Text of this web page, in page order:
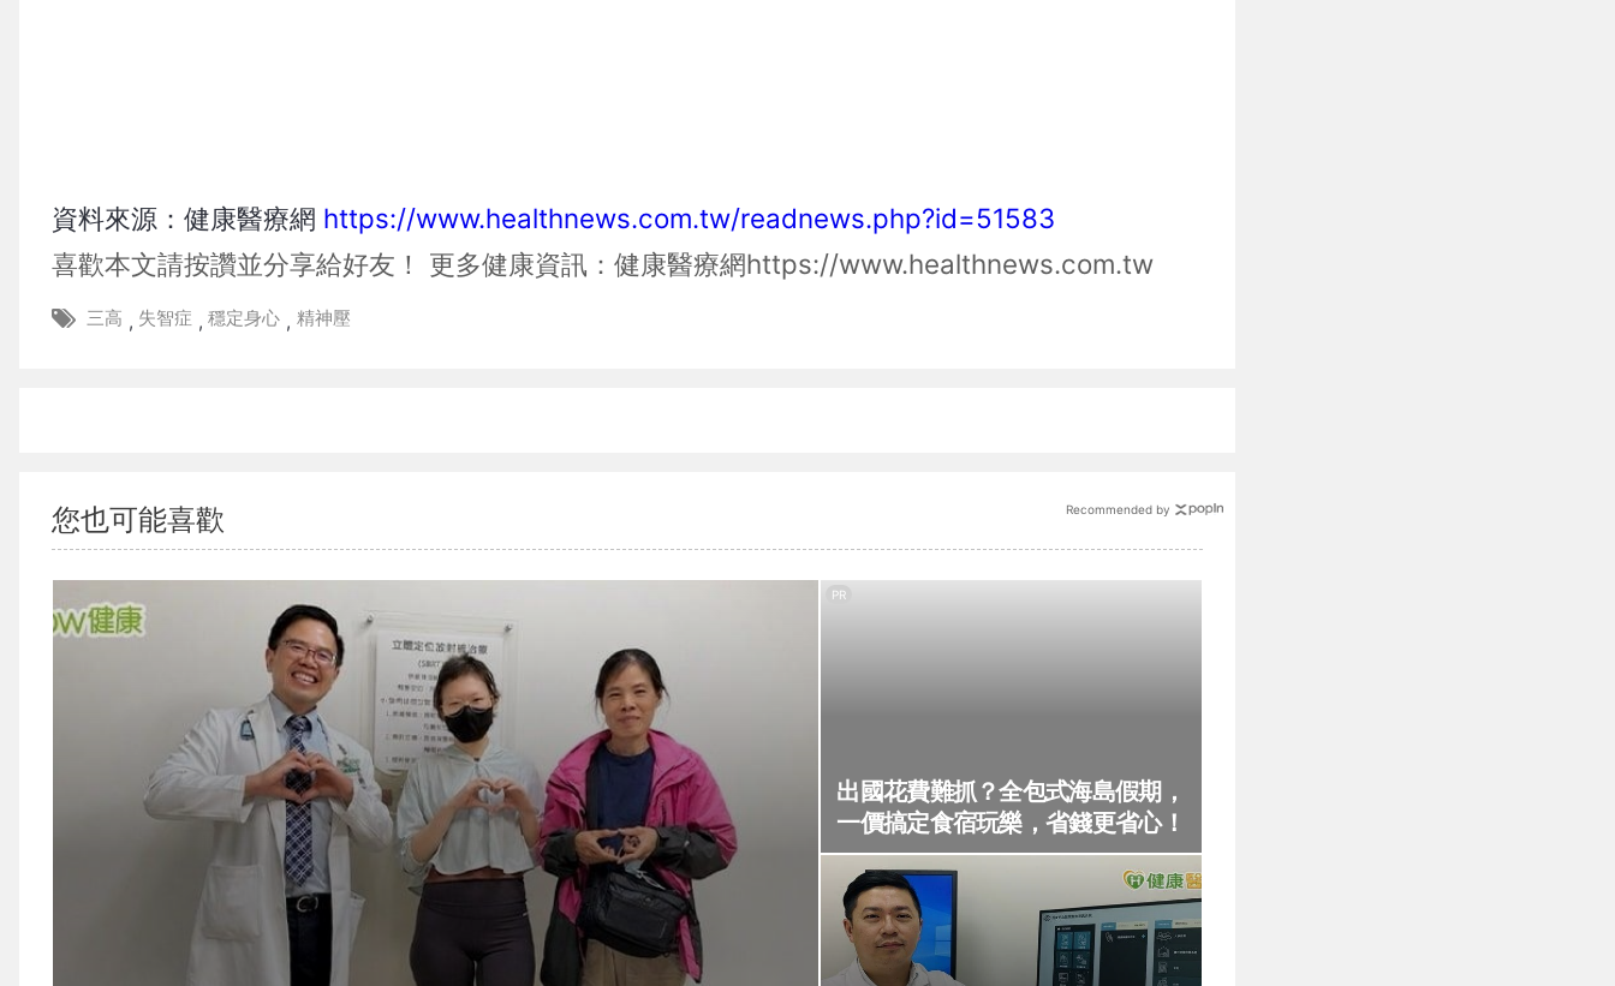
資料來源：健康醫療網 https://www.healthnews.com.tw/readnews.php?id=51583
喜歡本文請按讚並分享給好友！
更多健康資訊：健康醫療網https://www.healthnews.com.tw
三高 , 失智症 , 穩定身心 , 精神壓
您也可能喜歡
出國花費難抓？全包式海島假期，
一價搞定食宿玩樂，省錢更省心！
PR
Recommended by